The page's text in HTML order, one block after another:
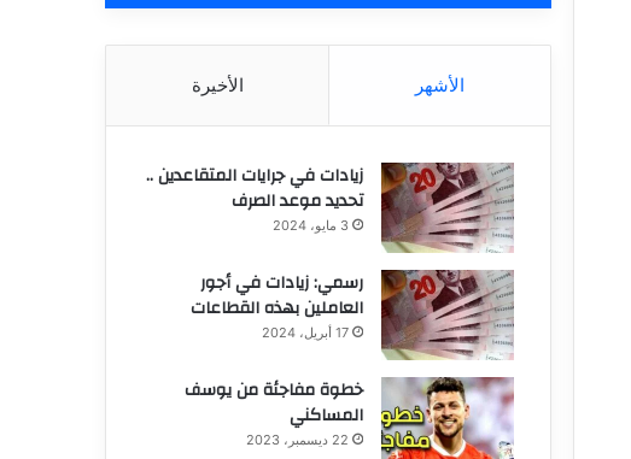
الأشهر الأخيرة
زيادات في جرايات المتقاعدين ..
تحديد موعد الصرف
3 مايو، 2024
رسمي: زيادات في أجور
العاملين بهذه القطاعات
17 أبريل، 2024
خطوة مفاجئة من يوسف
المساكني
22 ديسمبر، 2023